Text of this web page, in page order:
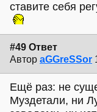
ставите себя
#49 Ответ
Автор aGGreSSor
Ещё раз: не
Муздетали, ни